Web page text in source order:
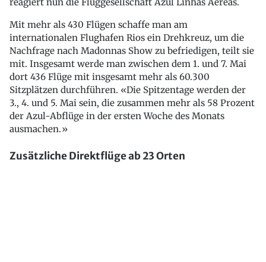
Mit mehr als 430 Flügen schaffe man am
internationalen Flughafen Rios ein Drehkreuz, um die
Nachfrage nach Madonnas Show zu befriedigen, teilt sie
mit. Insgesamt werde man zwischen dem 1. und 7. Mai
dort 436 Flüge mit insgesamt mehr als 60.300
Sitzplätzen durchführen. «Die Spitzentage werden der
3., 4. und 5. Mai sein, die zusammen mehr als 58 Prozent
der Azul-Abflüge in der ersten Woche des Monats
ausmachen.»
Zusätzliche Direktflüge ab 23 Orten